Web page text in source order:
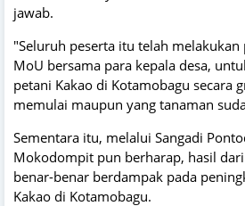
jawab.
"Seluruh peserta itu telah melakukan
MoU bersama para kepala desa,
petani Kakao di Kotamobagu secara
memulai maupun yang tanaman
Sementara itu, melalui Sangadi
Mokodompit pun berharap, hasil
benar-benar berdampak pada
Kakao di Kotamobagu.